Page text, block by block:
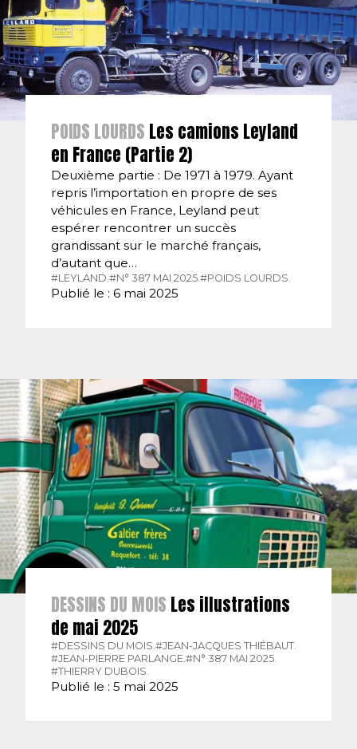
POIDS LOURDS Les camions Leyland
en France (Partie 2)
Deuxième partie : De 1971 à 1979. Ayant
repris l’importation en propre de ses
véhicules en France, Leyland peut
espérer rencontrer un succès
grandissant sur le marché français,
d’autant que…
#LEYLAND. #N° 387 MAI 2025. #POIDS LOURDS.
Publié le : 6 mai 2025
DESSINS DU MOIS Les illustrations
de mai 2025
#DESSINS DU MOIS. #JEAN-JACQUES THIÉBAUT.
#JEAN-PIERRE PARLANGE. #N° 387 MAI 2025.
#THIERRY DUBOIS.
Publié le : 5 mai 2025